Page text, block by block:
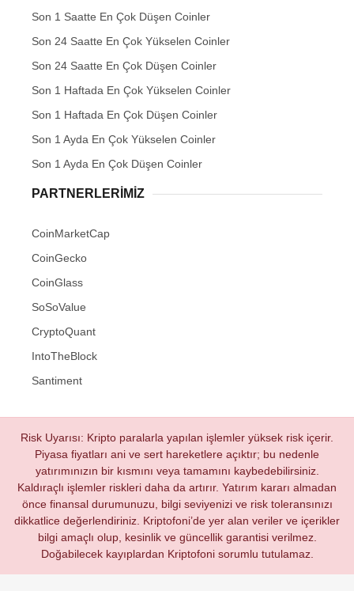
Son 1 Saatte En Çok Düşen Coinler
Son 24 Saatte En Çok Yükselen Coinler
Son 24 Saatte En Çok Düşen Coinler
Son 1 Haftada En Çok Yükselen Coinler
Son 1 Haftada En Çok Düşen Coinler
Son 1 Ayda En Çok Yükselen Coinler
Son 1 Ayda En Çok Düşen Coinler
PARTNERLERIMIZ
CoinMarketCap
CoinGecko
CoinGlass
SoSoValue
CryptoQuant
IntoTheBlock
Santiment
Risk Uyarısı: Kripto paralarla yapılan işlemler yüksek risk içerir.
Piyasa fiyatları ani ve sert hareketlere açıktır; bu nedenle
yatırımınızın bir kısmını veya tamamını kaybedebilirsiniz.
Kaldıraçlı işlemler riskleri daha da artırır. Yatırım kararı almadan
önce finansal durumunuzu, bilgi seviyenizi ve risk toleransınızı
dikkatlice değerlendiriniz. Kriptofoni’de yer alan veriler ve içerikler
bilgi amaçlı olup, kesinlik ve güncellik garantisi verilmez.
Doğabilecek kayıplardan Kriptofoni sorumlu tutulamaz.